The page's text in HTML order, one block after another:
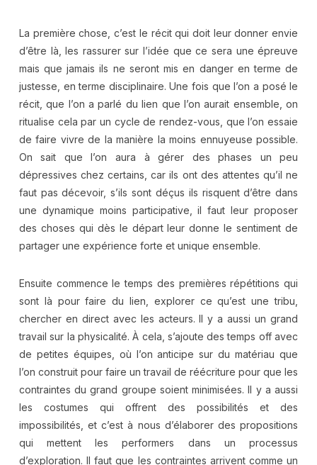
La première chose, c’est le récit qui doit leur donner envie
d’être là, les rassurer sur l’idée que ce sera une épreuve
mais que jamais ils ne seront mis en danger en terme de
justesse, en terme disciplinaire. Une fois que l’on a posé le
récit, que l’on a parlé du lien que l’on aurait ensemble, on
ritualise cela par un cycle de rendez-vous, que l’on essaie
de faire vivre de la manière la moins ennuyeuse possible.
On sait que l’on aura à gérer des phases un peu
dépressives chez certains, car ils ont des attentes qu’il ne
faut pas décevoir, s’ils sont déçus ils risquent d’être dans
une dynamique moins participative, il faut leur proposer
des choses qui dès le départ leur donne le sentiment de
partager une expérience forte et unique ensemble.
Ensuite commence le temps des premières répétitions qui
sont là pour faire du lien, explorer ce qu’est une tribu,
chercher en direct avec les acteurs. Il y a aussi un grand
travail sur la physicalité. À cela, s’ajoute des temps off avec
de petites équipes, où l’on anticipe sur du matériau que
l’on construit pour faire un travail de réécriture pour que les
contraintes du grand groupe soient minimisées. Il y a aussi
les costumes qui offrent des possibilités et des
impossibilités, et c’est à nous d’élaborer des propositions
qui mettent les performers dans un processus
d’exploration. Il faut que les contraintes arrivent comme un